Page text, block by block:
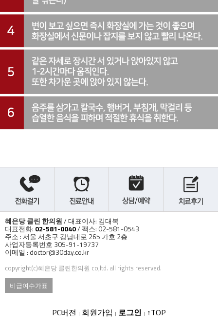
혜은당 클린 한의원/ 대표이사: 김대복
대표전화: 02-581-0040/ 팩스: 02-581-0543
주소 : 서울 서초구 강남대로 265 가호 2층
사업자등록번호 305-91-19737
이메일 : doctor@30day.co.kr
copyright(c)혜은당 클린한의원 co,ltd. all rights reserved.
비급여수가표
PC버전 | 회원가입 | 로그인 | ↑TOP